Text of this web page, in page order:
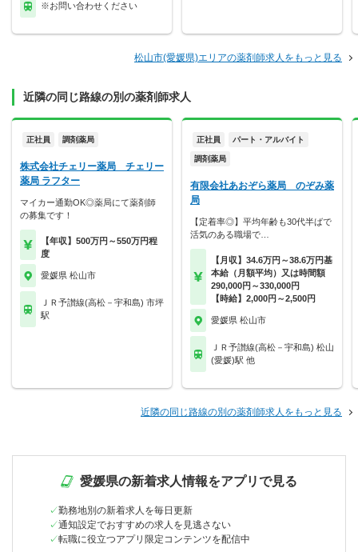
※お問い合わせください
松山市(愛媛県)エリアの薬剤師求人をもっと見る
近隣の同じ路線の別の薬剤師求人
正社員 調剤薬局
株式会社チェリー薬局 チェリー
薬局 ラフター
マイカー通勤OK◎薬局にて薬剤師
の募集です！
【年収】500万円～550万円程
度
愛媛県 松山市
ＪＲ予讃線(高松－宇和島) 市坪
駅
正社員 パート・アルバイト
調剤薬局
有限会社あおぞら薬局 のぞみ薬
局
【定着率◎】平均年齢も30代半ばで
活気のある職場で…
【月収】34.6万円～38.6万円基
本給（月額平均）又は時間額
290,000円～330,000円
【時給】2,000円～2,500円
愛媛県 松山市
ＪＲ予讃線(高松－宇和島) 松山
(愛媛)駅 他
近隣の同じ路線の別の薬剤師求人をもっと見る
愛媛県の新着求人情報をアプリで見る
勤務地別の新着求人を毎日更新
通知設定でおすすめの求人を見逃さない
転職に役立つアプリ限定コンテンツを配信中